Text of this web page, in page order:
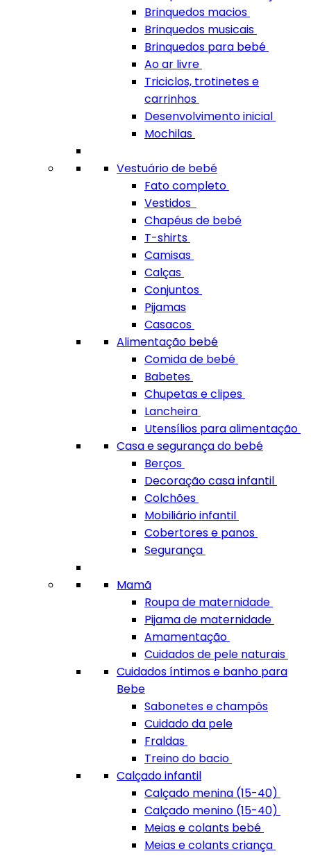
Brinquedos macios
Brinquedos musicais
Brinquedos para bebé
Ao ar livre
Triciclos, trotinetes e
carrinhos
Desenvolvimento inicial
Mochilas
Vestuário de bebé
Fato completo
Vestidos
Chapéus de bebé
T-shirts
Camisas
Calças
Conjuntos
Pijamas
Casacos
Alimentação bebé
Comida de bebé
Babetes
Chupetas e clipes
Lancheira
Utensílios para alimentação
Casa e segurança do bebé
Berços
Decoração casa infantil
Colchões
Mobiliário infantil
Cobertores e panos
Segurança
Mamã
Roupa de maternidade
Pijama de maternidade
Amamentação
Cuidados de pele naturais
Cuidados íntimos e banho para
Bebe
Sabonetes e champôs
Cuidado da pele
Fraldas
Treino do bacio
Calçado infantil
Calçado menina (15-40)
Calçado menino (15-40)
Meias e colants bebé
Meias e colants criança